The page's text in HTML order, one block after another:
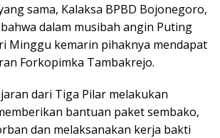
sama, Kalaksa BPBD Bojonegoro,
dalam musibah angin Puting
Minggu kemarin pihaknya mendapat
Forkopimka Tambakrejo.
dari Tiga Pilar melakukan
bantuan paket sembako,
dan melaksanakan kerja bakti